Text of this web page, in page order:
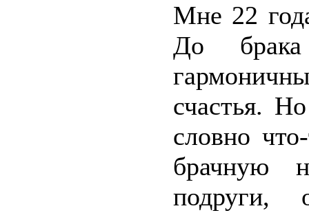
Мне 22
До
счастья.
словно
брачную
подруги,